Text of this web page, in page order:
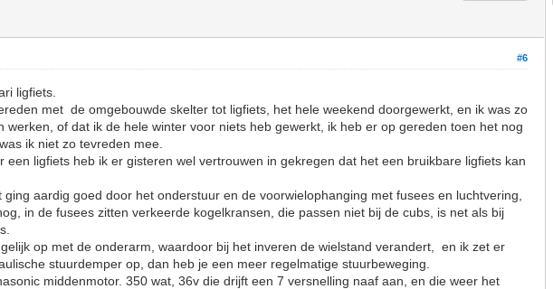
#6
ligfiets.
met de omgebouwde skelter tot ligfiets, het hele weekend doorgewerkt, en ik was zo
werken, of dat ik de hele winter voor niets heb gewerkt, ik heb er op gereden toen het nog
ik niet zo tevreden mee.
een ligfiets heb ik er gisteren wel vertrouwen in gekregen dat het een bruikbare ligfiets kan
aardig goed door het onderstuur en de voorwielophanging met fusees en luchtvering,
in de fusees zitten verkeerde kogelkransen, die passen niet bij de cubs, is net als bij
op met de onderarm, waardoor bij het inveren de wielstand verandert, en ik zet er
stuurdemper op, dan heb je een meer regelmatige stuurbeweging.
middenmotor. 350 wat, 36v die drijft een 7 versnelling naaf aan, en die weer het